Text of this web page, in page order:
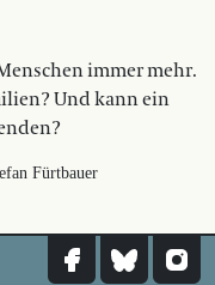
immer mehr.
Und kann ein
Fürtbauer